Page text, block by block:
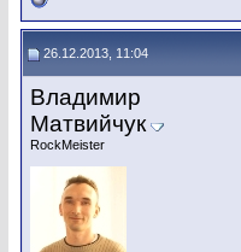
26.12.2013, 11:04
Владимир
Матвийчук
RockMeister